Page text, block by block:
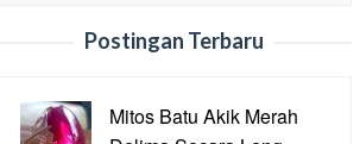
Postingan Terbaru
Mitos Batu Akik Merah